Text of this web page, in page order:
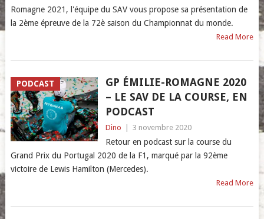
Romagne 2021, l'équipe du SAV vous propose sa présentation de
la 2ème épreuve de la 72è saison du Championnat du monde.
Read More
PODCAST
GP ÉMILIE-ROMAGNE 2020
– LE SAV DE LA COURSE, EN
PODCAST
Dino 3 novembre 2020
Retour en podcast sur la course du
Grand Prix du Portugal 2020 de la F1, marqué par la 92ème
victoire de Lewis Hamilton (Mercedes).
Read More